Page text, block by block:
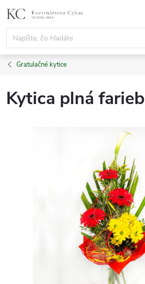
na
obsah
Gratulačné kytice
Kytica plná farieb